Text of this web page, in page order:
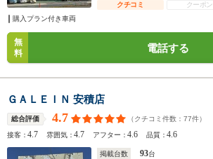
クチコミ
クーポン
購入プラン付き車両
無
料
電話する
ＧＡＬＥＩＮ 安積店
総合評価 4.7 （クチコミ件数： 77件）
接客：4.7 雰囲気：4.7 アフター：4.6 品質：4.6
掲載台数 93台